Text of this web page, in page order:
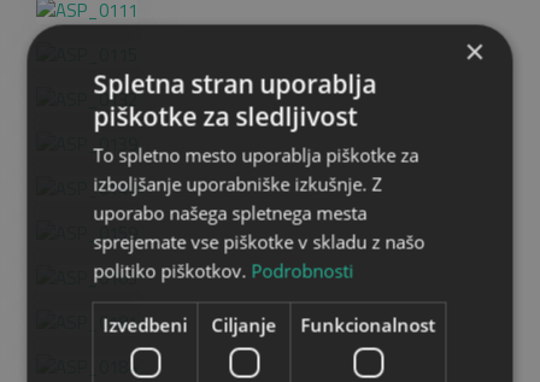
×
Spletna stran uporablja
piškotke za sledljivost
To spletno mesto uporablja piškotke za
izboljšanje uporabniške izkušnje. Z
uporabo našega spletnega mesta
sprejemate vse piškotke v skladu z našo
politiko piškotkov. Podrobnosti
Izvedbeni Ciljanje Funkcionalnost